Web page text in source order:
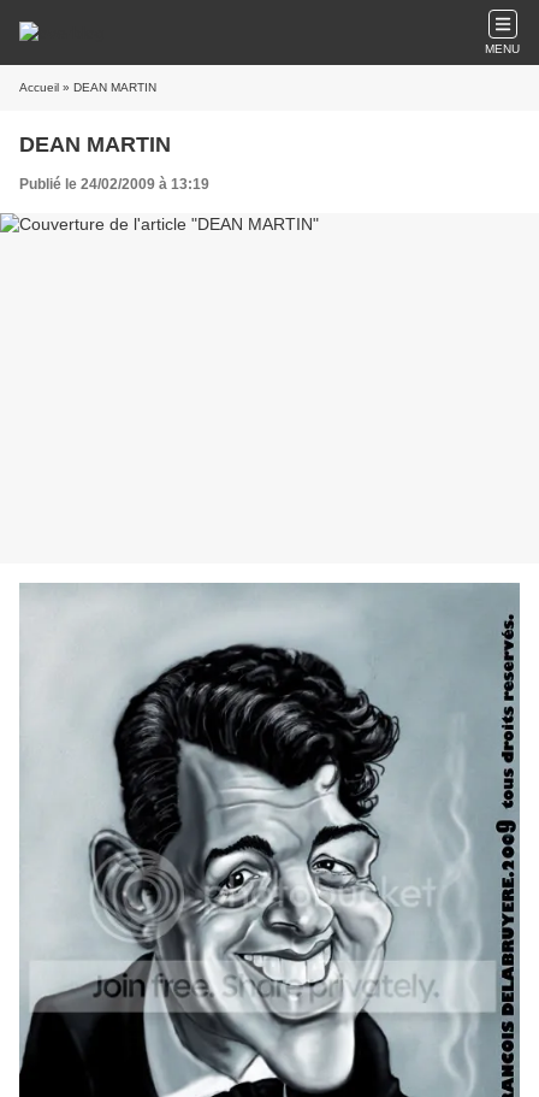
MENU
Accueil » DEAN MARTIN
DEAN MARTIN
Publié le 24/02/2009 à 13:19